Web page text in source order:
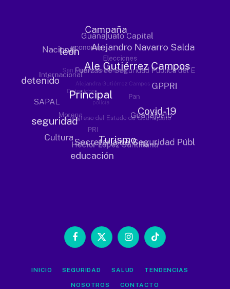
Facebook
X
InstagramTikTok
INICIO SEGURIDAD SALUD TENDENCIAS
NOSOTROS CONTACTO